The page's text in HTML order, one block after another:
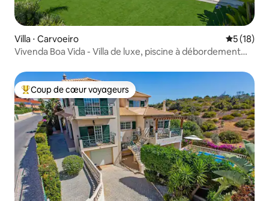
Villa ⋅ Carvoeiro
5 (18)
Vivenda Boa Vida - Villa de luxe, piscine à débordement
Coups de cœur voyageurs les plus appréciés
Coup de cœur voyageurs